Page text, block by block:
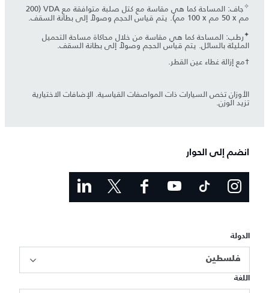
✧ جاف: المساحة كما هي مقاسة مع كتل صلبة متوافقة مع VDA (‏200
مم x ‏50 مم x ‏100 مم). يتم قياس الحجم وصولاً إلى بطانة السقف.
✦رطب: المساحة كما هي مقاسة من خلال محاكاة مساحة التحميل
المليئة بالسائل. يتم قياس الحجم وصولاً إلى بطانة السقف.
†مع إزالة غطاء عين القطر.
الأوزان تخص السيارات ذات المواصفات القياسية. الإضافات الاختيارية
تزيد الوزن.
انضم إلى الحوار
الدولة
فلسطين
اللغة